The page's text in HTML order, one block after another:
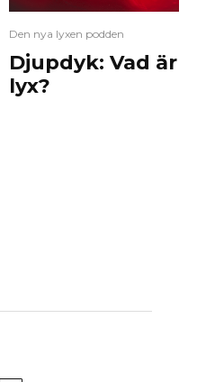
Den nya lyxen podden
Djupdyk: Vad är
lyx?